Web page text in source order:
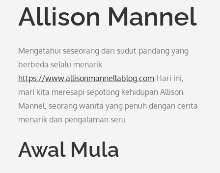
Allison Mannel
Mengetahui seseorang dari sudut pandang yang
berbeda selalu menarik.
https://www.allisonmannellablog.com Hari ini,
mari kita meresapi sepotong kehidupan Allison
Mannel, seorang wanita yang penuh dengan cerita
menarik dan pengalaman seru.
Awal Mula